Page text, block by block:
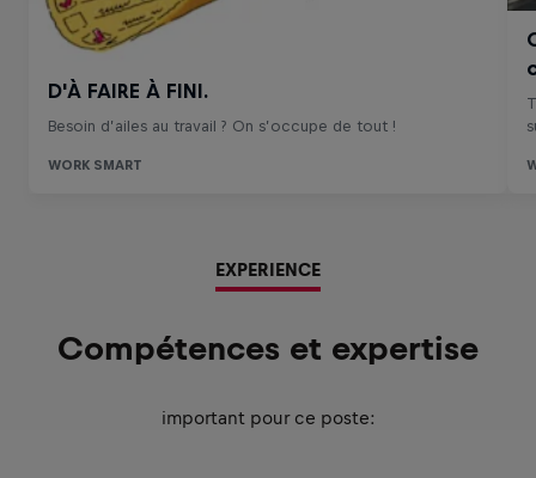
EXPERIENCE
Compétences et expertise
important pour ce poste: